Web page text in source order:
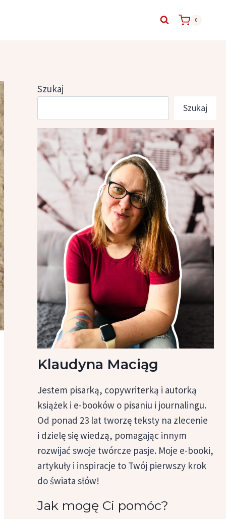
0
Szukaj
Szukaj
Klaudyna Maciąg
Jestem pisarką, copywriterką i autorką
książek i e-booków o pisaniu i journalingu.
Od ponad 23 lat tworzę teksty na zlecenie
i dzielę się wiedzą, pomagając innym
rozwijać swoje twórcze pasje. Moje e-booki,
artykuły i inspiracje to Twój pierwszy krok
do świata słów!
Jak mogę Ci pomóc?